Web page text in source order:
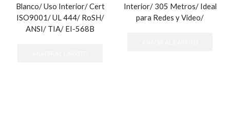
Blanco/ Uso Interior/ Cert
ISO9001/ UL 444/ RoSH/
ANSI/ TIA/ EI-568B
Interior/ 305 Metros/ Ideal
para Redes y Video/